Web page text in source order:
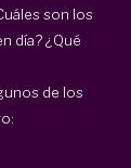
son los
día? ¿Qué
de los